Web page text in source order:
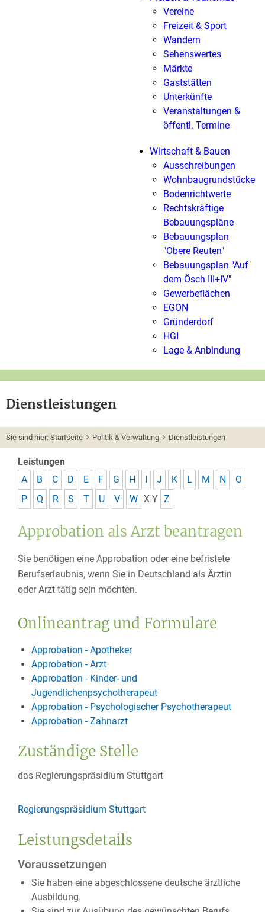
Vereine
Freizeit & Sport
Wandern
Sehenswertes
Märkte
Gaststätten
Unterkünfte
Veranstaltungen &
öffentl. Termine
Wirtschaft & Bauen
Ausschreibungen
Wohnbaugrundstücke
Bodenrichtwerte
Rechtskräftige
Bebauungspläne
Bebauungsplan
"Obere Reuten"
Bebauungsplan "Auf
dem Ösch III+IV"
Gewerbeflächen
EGON
Gründerdorf
HGI
Lage & Anbindung
Dienstleistungen
Sie sind hier: Startseite Politik & Verwaltung Dienstleistungen
Leistungen
A
B C D E F G H I J K L M N
O
P
Q R S T U V W X Y Z
Approbation als Arzt beantragen
Sie benötigen eine Approbation oder eine befristete
Berufserlaubnis, wenn Sie in Deutschland als Ärztin
oder Arzt tätig sein möchten.
Onlineantrag und Formulare
Approbation - Apotheker
Approbation - Arzt
Approbation - Kinder- und
Jugendlichenpsychotherapeut
Approbation - Psychologischer Psychotherapeut
Approbation - Zahnarzt
Zuständige Stelle
das Regierungspräsidium Stuttgart
Regierungspräsidium Stuttgart
Leistungsdetails
Voraussetzungen
Sie haben eine abgeschlossene deutsche ärztliche
Ausbildung.